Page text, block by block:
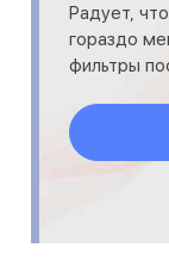
Радует,
гораздо
фильтры